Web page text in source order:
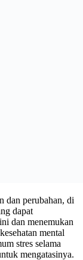
dan perubahan, di
dapat
dan menemukan
mental
stres selama
mengatasinya.